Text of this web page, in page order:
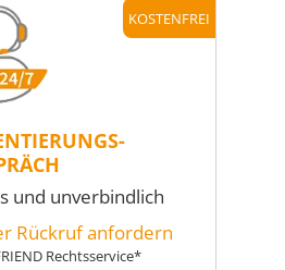
KOSTENFREI
und unverbindlich
Rückruf anfordern
Rechtsservice*